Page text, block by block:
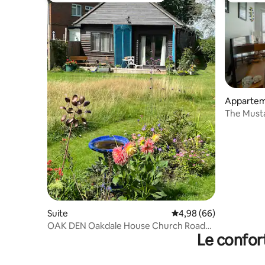
Suite Évaluation moyenne
4,98 (66)
OAK DEN Oakdale House Church Road
The
Le